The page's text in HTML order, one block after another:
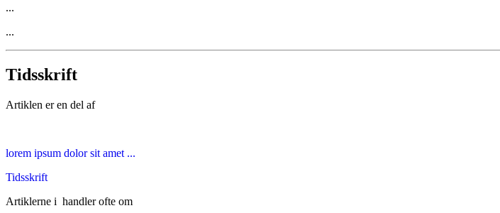
...
...
Tidsskrift
Artiklen er en del af
lorem ipsum dolor sit amet ...
Tidsskrift
Artiklerne i handler ofte om